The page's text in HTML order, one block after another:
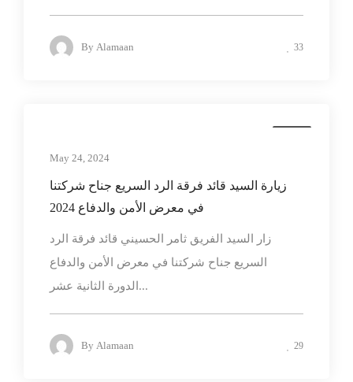
By Alamaan 33
May 24, 2024
زيارة السيد قائد فرقة الرد السريع جناح شركتنا
في معرض الأمن والدفاع 2024
زار السيد الفريق ثامر الحسيني قائد فرقة الرد
السريع جناح شركتنا في معرض الأمن والدفاع
الدورة الثانية عشر...
By Alamaan 29